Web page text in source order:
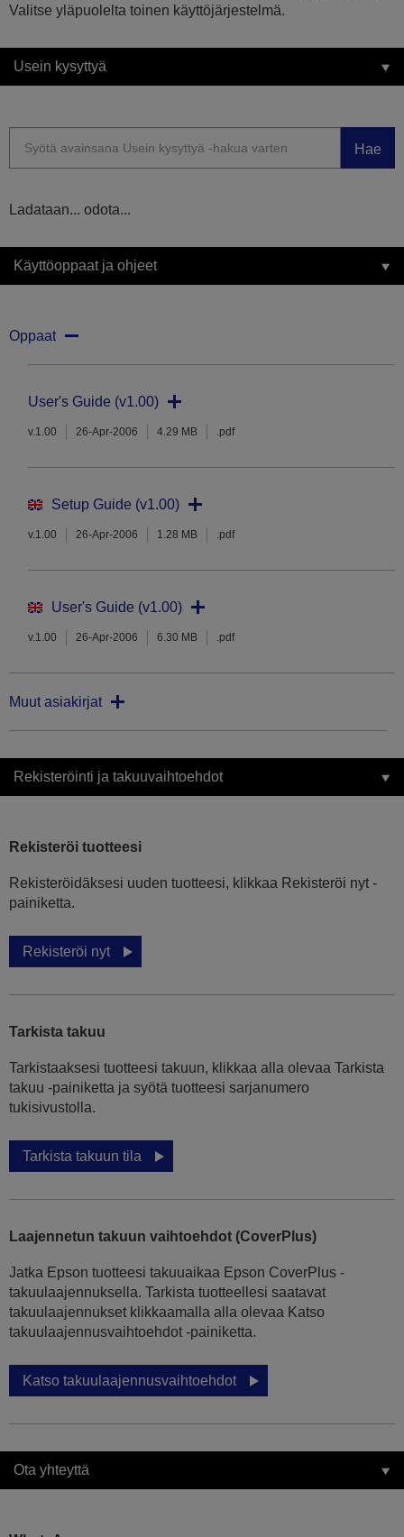
Valitse yläpuolelta toinen käyttöjärjestelmä.
Usein kysyttyä
Hae
Ladataan... odota...
Käyttöoppaat ja ohjeet
Oppaat
User's Guide (v1.00)
v.1.00 26-Apr-2006 4.29 MB .pdf
Setup Guide (v1.00)
v.1.00 26-Apr-2006 1.28 MB .pdf
User's Guide (v1.00)
v.1.00 26-Apr-2006 6.30 MB .pdf
Muut asiakirjat
Rekisteröinti ja takuuvaihtoehdot
Rekisteröi tuotteesi
Rekisteröidäksesi uuden tuotteesi, klikkaa Rekisteröi nyt -
painiketta.
Rekisteröi nyt
Tarkista takuu
Tarkistaaksesi tuotteesi takuun, klikkaa alla olevaa Tarkista
takuu -painiketta ja syötä tuotteesi sarjanumero
tukisivustolla.
Tarkista takuun tila
Laajennetun takuun vaihtoehdot (CoverPlus)
Jatka Epson tuotteesi takuuaikaa Epson CoverPlus -
takuulaajennuksella. Tarkista tuotteellesi saatavat
takuulaajennukset klikkaamalla alla olevaa Katso
takuulaajennusvaihtoehdot -painiketta.
Katso takuulaajennusvaihtoehdot
Ota yhteyttä